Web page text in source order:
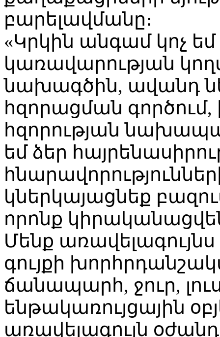
բարելավմանը։
«Կրկին անգամ կոչ
կառավարության
նախագծին, ավանդ
հզորացման
հզորության
եմ ձեր
կներկայացնեք
որոնք
Մենք
գույքի
ճանապարհ, ջուր,
ենթակառույցային
առավելագույն